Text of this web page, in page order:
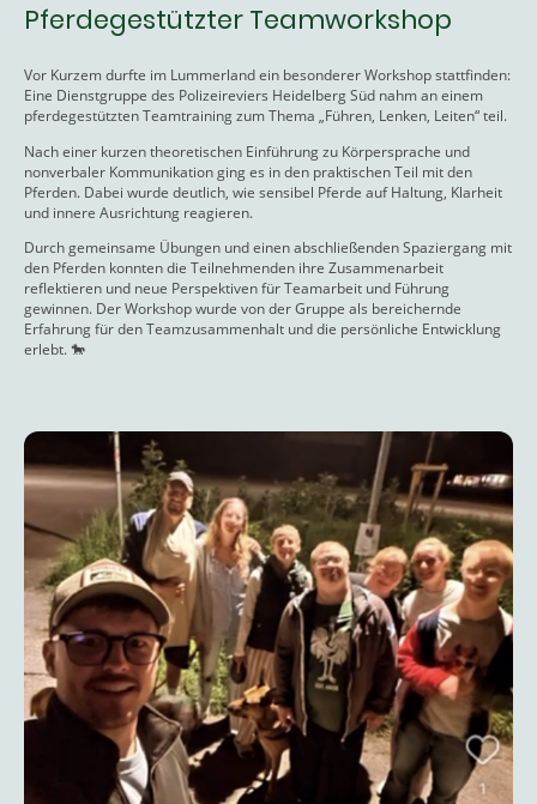
Pferdegestützter Teamworkshop
Vor Kurzem durfte im Lummerland ein besonderer Workshop stattfinden:
Eine Dienstgruppe des Polizeireviers Heidelberg Süd nahm an einem
pferdegestützten Teamtraining zum Thema „Führen, Lenken, Leiten“ teil.
Nach einer kurzen theoretischen Einführung zu Körpersprache und
nonverbaler Kommunikation ging es in den praktischen Teil mit den
Pferden. Dabei wurde deutlich, wie sensibel Pferde auf Haltung, Klarheit
und innere Ausrichtung reagieren.
Durch gemeinsame Übungen und einen abschließenden Spaziergang mit
den Pferden konnten die Teilnehmenden ihre Zusammenarbeit
reflektieren und neue Perspektiven für Teamarbeit und Führung
gewinnen. Der Workshop wurde von der Gruppe als bereichernde
Erfahrung für den Teamzusammenhalt und die persönliche Entwicklung
erlebt. 🐎